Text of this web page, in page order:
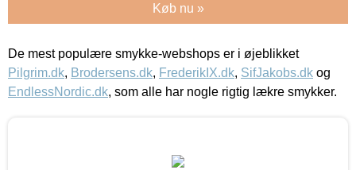
Køb nu »
De mest populære smykke-webshops er i øjeblikket
Pilgrim.dk, Brodersens.dk, FrederikIX.dk, SifJakobs.dk og
EndlessNordic.dk, som alle har nogle rigtig lækre smykker.